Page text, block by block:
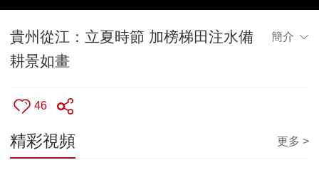
貴州從江：立夏時節 加榜梯田注水備
耕景如畫
簡介
46
精彩視頻 更多 >